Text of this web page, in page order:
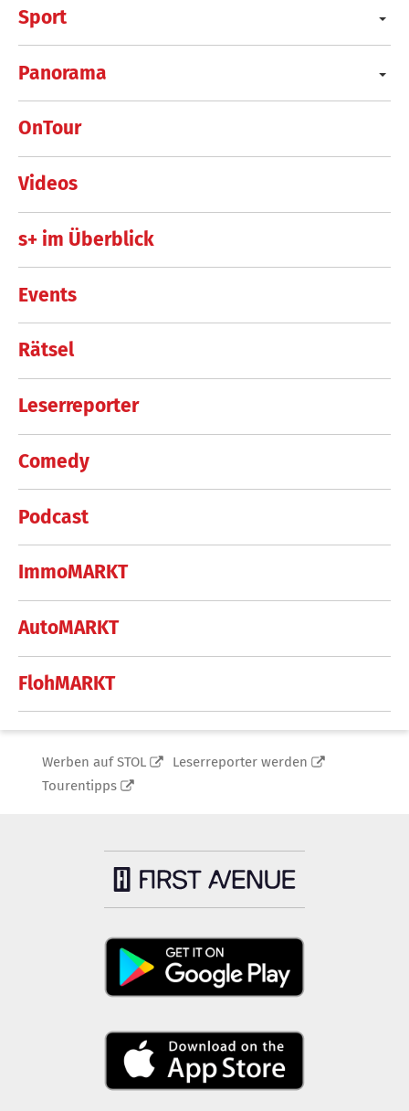
Sport
Panorama
OnTour
Videos
s+ im Überblick
Events
Rätsel
Leserreporter
Comedy
Podcast
ImmoMARKT
AutoMARKT
FlohMARKT
Werben auf STOL
Leserreporter werden
Tourentipps